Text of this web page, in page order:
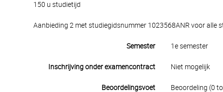
150 u studietijd
Aanbieding 2 met studiegidsnummer 1023568ANR voor alle
Semester 1e semester
Inschrijving onder examencontract Niet mogelijk
Beoordelingsvoet Beoordeling (0